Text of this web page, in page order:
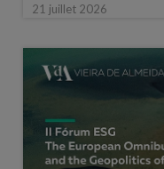
21 juillet 2026